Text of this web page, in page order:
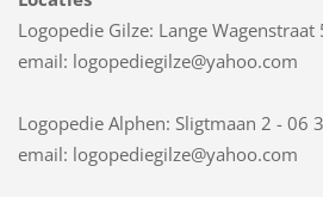
Logopedie Gilze: Lange
email: logopediegilze@yahoo.com
Logopedie Alphen: Sligtmaan 2 - 06
email: logopediegilze@yahoo.com